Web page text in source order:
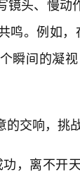
镜头、慢动
鸣。例如
瞬间的凝
的交响，
功，离不开